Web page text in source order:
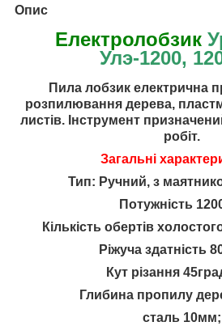
Опис
Електролобзик
Улэ-1200,
Пила лобзик електрична
розпилювання дерева,
листів. Інструмент
робіт.
Загальні
Тип: Ручний, з
Потужність
Кількість обертів
Ріжуча здатність
Кут різання
Глибина пропилу
сталь 10мм;